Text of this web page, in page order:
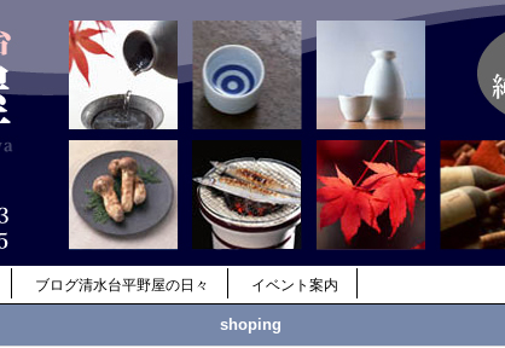
ブログ清水台平野屋の日々 イベント案内
shoping